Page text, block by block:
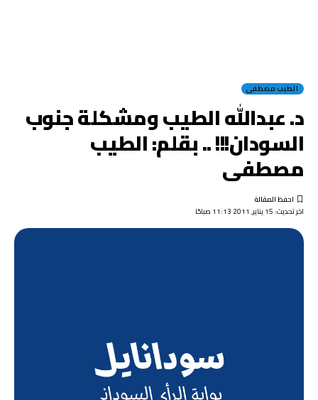
الطيب مصطفى
د. عبدالله الطيب ومشكلة جنوب
السودان!!! .. بقلم: الطيب
مصطفى
اخر تحديث: 15 يناير, 2011 11:13 صباحًا